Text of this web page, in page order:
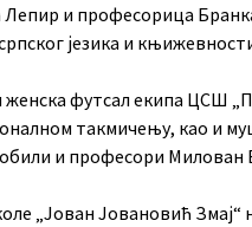
Лепир и професорица
језика и
женска футсал екипа ЦСШ
такмичењу, као и
и професори Милован
„Јован Јовановић Змај“